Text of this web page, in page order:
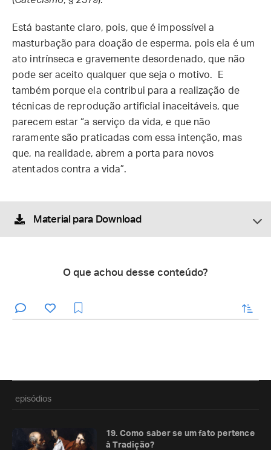
Está bastante claro, pois, que é impossível a
masturbação para doação de esperma, pois ela é um
ato intrínseca e gravemente desordenado, que não
pode ser aceito qualquer que seja o motivo. E
também porque ela contribui para a realização de
técnicas de reprodução artificial inaceitáveis, que
parecem estar “a serviço da vida, e que não
raramente são praticadas com essa intenção, mas
que, na realidade, abrem a porta para novos
atentados contra a vida”.
Material para Download
O que achou desse conteúdo?
enviar
episódios
19. Como saber se um fato pertence
à Tradição?